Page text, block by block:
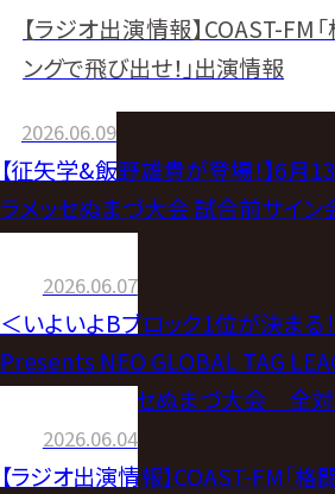
【ラジオ出演情報】COAST-FM
ングで飛び出せ！」出演情報
2026.06.09
【征矢学&飯野雄貴が登場！】6月13
ラメッセぬまづ大会 試合前サイン
2026.06.07
＜いよいよBブロック1位が決まる
Presents NEO GLOBAL TAG
静岡・キラメッセぬまづ大会 全
2026.06.04
【ラジオ出演情報】COAST-FM「格